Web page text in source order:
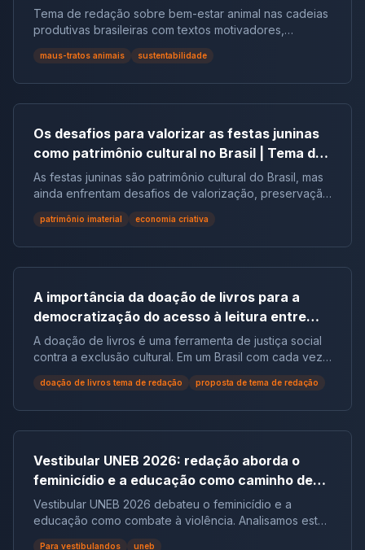
redação
Tema de redação sobre bem-estar animal nas cadeias
produtivas brasileiras com textos motivadores,
repertórios, argumentos e modelos.
maus-tratos animais sustentabilidade
Os desafios para valorizar as festas juninas
como patrimônio cultural no Brasil | Tema de
redação
As festas juninas são patrimônio cultural do Brasil, mas
ainda enfrentam desafios de valorização, preservação
e reconhecimento social.
patrimônio imaterial economia criativa
A importância da doação de livros para a
democratização do acesso à leitura entre
populações em situação de vulnerabilidade
social no Brasil | Tema de Redação
A doação de livros é uma ferramenta de justiça social
contra a exclusão cultural. Em um Brasil com cada vez
mais não leitores, ela democratiza o acesso ao
conhecimento e reduz desigualdades.
doação de livros tema de redação proposta de tema de redação
Vestibular UNEB 2026: redação aborda o
feminicídio e a educação como caminho de
combate à violência
Vestibular UNEB 2026 debateu o feminicídio e a
educação como combate à violência. Analisamos este
tema crucial que desafiou milhares e te preparamos
Para vestibulandos uneb